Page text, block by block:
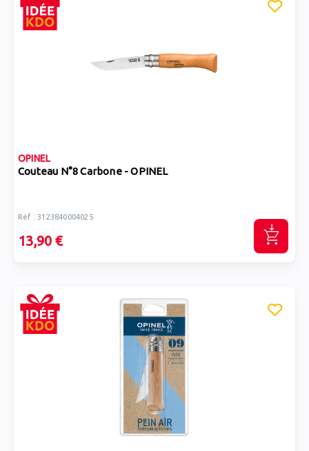
OPINEL
Couteau N°8 Carbone - OPINEL
Réf : 3123840004025
13,90 €